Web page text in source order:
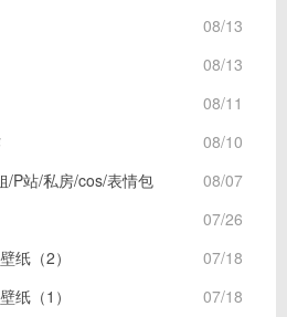
08/13
08/13
08/11
08/10
08/07
/P站/私房/cos/表情包
07/26
07/18
纸（2）
07/18
纸（1）